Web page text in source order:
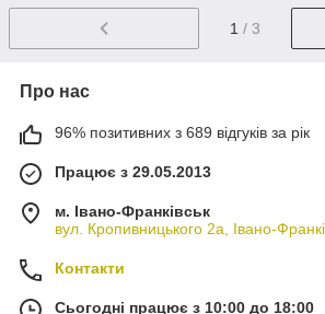
1 / 3
Про нас
96% позитивних з 689 відгуків за рік
Працює з 29.05.2013
м. Івано-Франківськ
вул. Кропивницького 2а, Івано-
Контакти
Сьогодні працює з 10:00 до 18:00